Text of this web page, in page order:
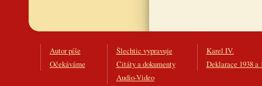
Autor píše
Očekáváme
Šlechtic vypravuje
Citáty a dokumenty
Audio-Video
Karel IV.
Deklarace 1938 a